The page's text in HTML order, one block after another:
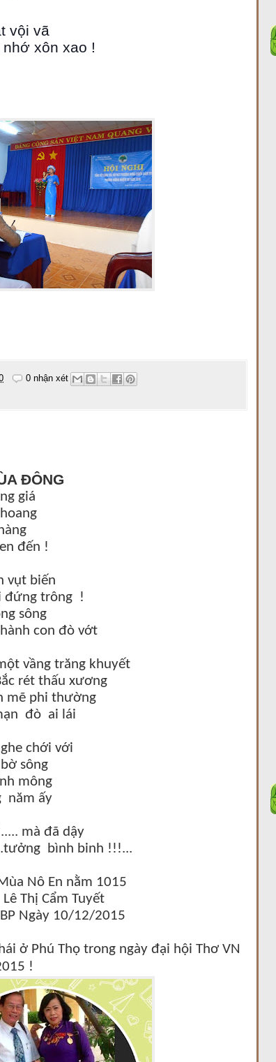
vội vã
xôn xao !
0 nhận xét
ĐÔNG
giá
đến !
vụt biến
đứng trông !
sông
con đò vớt
vầng trăng khuyết
rét thấu xương
mẽ phi thường
đò ai lái
chới với
sông
mông
năm ấy
mà đã dậy
bình binh !!!...
1015
Tuyết
12/2015
ở Phú Thọ trong ngày đại hội Thơ VN
!